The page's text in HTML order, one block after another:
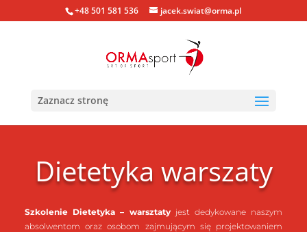
+48 501 581 536 jacek.swiat@orma.pl
Zaznacz stronę
Dietetyka warszaty
Szkolenie Dietetyka – warsztatyjest dedykowane naszym
absolwentom oraz osobom zajmującym się projektowaniem